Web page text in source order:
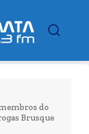
do
Brusque